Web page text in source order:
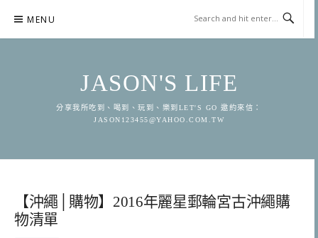
content
MENU
JASON'S LIFE
分享我所吃到、喝到、玩到、樂到LET'S GO 邀約來信：
JASON123455@YAHOO.COM.TW
【沖繩│購物】2016年麗星郵輪宮古沖繩購
物清單